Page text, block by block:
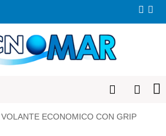
VOLANTE ECONOMICO CON GRIP